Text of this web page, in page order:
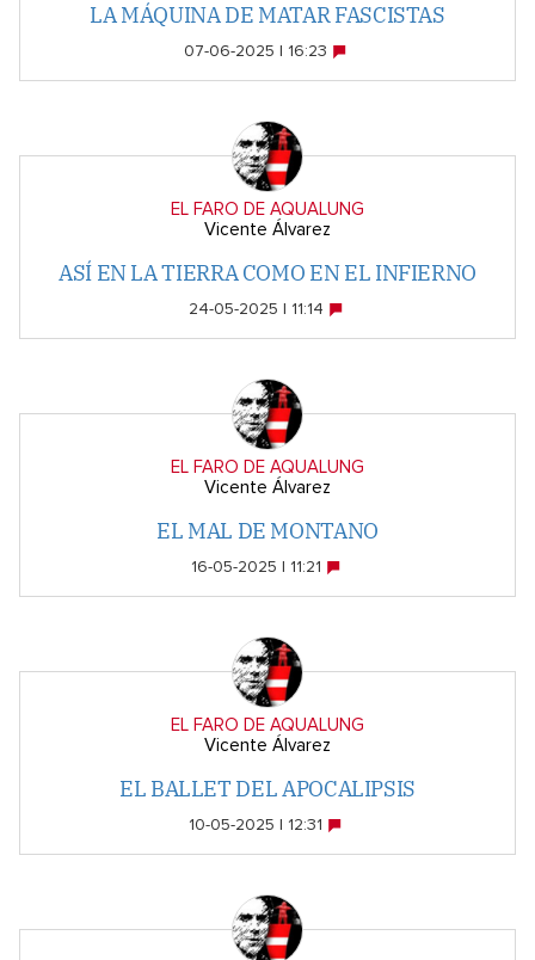
LA MÁQUINA DE MATAR FASCISTAS
07-06-2025 | 16:23
EL FARO DE AQUALUNG
Vicente Álvarez
ASÍ EN LA TIERRA COMO EN EL INFIERNO
24-05-2025 | 11:14
EL FARO DE AQUALUNG
Vicente Álvarez
EL MAL DE MONTANO
16-05-2025 | 11:21
EL FARO DE AQUALUNG
Vicente Álvarez
EL BALLET DEL APOCALIPSIS
10-05-2025 | 12:31